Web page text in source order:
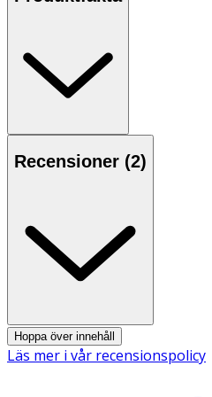
Användning
• Applicera jämnt på rengjord,
• Tvätta händerna efter
• Följ anvisningar på
Aqua, Dihydroxyacetone,
Myristate, Ethylhexyl Stearate,
Propanediol, PEG-100
Diglycerin, Butyrospermum
Acetate, Sodium
Crosspolymer, Cetearyl
Polyglycerin-3, Xanthan Gum,
Recensioner (2)
Hoppa över innehåll
Läs mer i vår recensionspolicy